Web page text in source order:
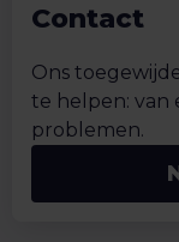
Contact
Ons
te helpen: van
problemen.